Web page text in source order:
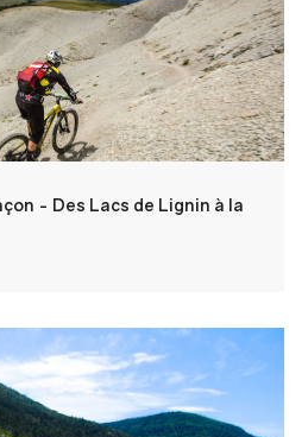
flanc de montagne, jusqu'à la
- Des Lacs de Lignin à la
n°3, lorsque le plateau des
de Détroit sont toujours
le long du Verdon. Montée